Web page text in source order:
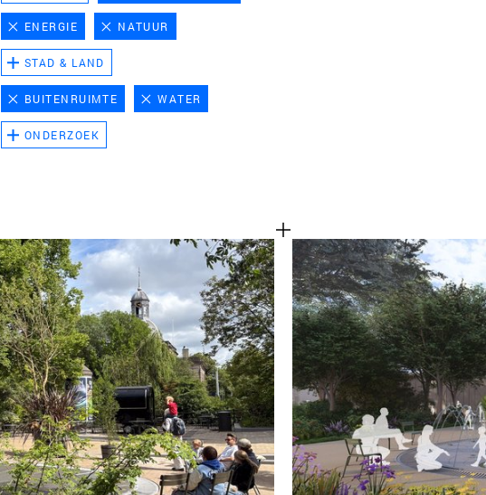
ENERGIE NATUUR
STAD & LAND
BUITENRUIMTE WATER
ONDERZOEK